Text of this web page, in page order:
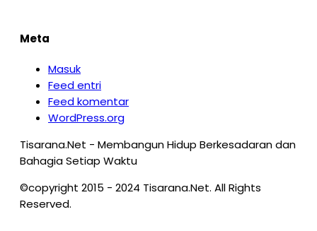
Meta
Masuk
Feed entri
Feed komentar
WordPress.org
Tisarana.Net - Membangun Hidup Berkesadaran dan
Bahagia Setiap Waktu
©copyright 2015 - 2024 Tisarana.Net. All Rights
Reserved.